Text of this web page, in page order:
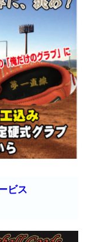
ビス